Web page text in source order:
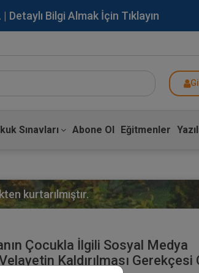
Detaylı Bilgi Almak İçin Tıklayın
Sınavları Abone Ol Eğitmenler
kurtarılmıştır.
Çocukla İlgili Sosyal Medya
Kaldırılması Gerekçesi